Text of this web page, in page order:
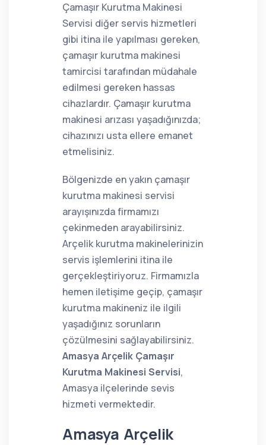
Çamaşır Kurutma Makinesi
Servisi diğer servis hizmetleri
gibi itina ile yapılması gereken,
çamaşır kurutma makinesi
tamircisi tarafından müdahale
edilmesi gereken hassas
cihazlardır. Çamaşır kurutma
makinesi arızası yaşadığınızda;
cihazınızı usta ellere emanet
etmelisiniz.
Bölgenizde en yakın çamaşır
kurutma makinesi servisi
arayışınızda firmamızı
çekinmeden arayabilirsiniz.
Arçelik kurutma makinelerinizin
servis işlemlerini itina ile
gerçekleştiriyoruz. Firmamızla
hemen iletişime geçip, çamaşır
kurutma makineniz ile ilgili
yaşadığınız sorunların
çözülmesini sağlayabilirsiniz.
Amasya Arçelik Çamaşır
Kurutma Makinesi Servisi,
Amasya ilçelerinde sevis
hizmeti vermektedir.
Amasya Arçelik